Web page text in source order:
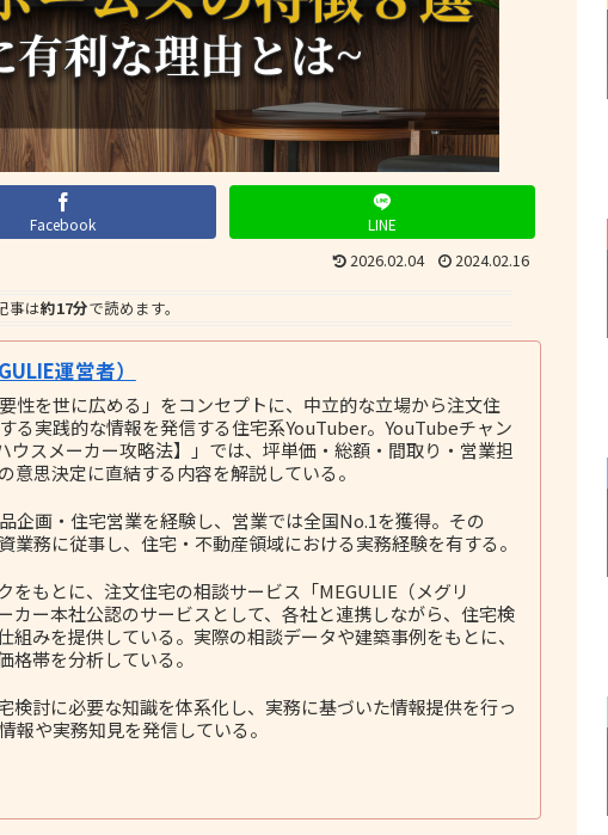
Facebook LINE
2026.02.04 2024.02.16
事は約17分で読めます。
運営者）
性を世に広める」をコンセプトに、中立的な立場から注文住
る実践的な情報を発信する住宅系YouTuber。YouTubeチャン
ウスメーカー攻略法】」では、坪単価・総額・間取り・営業担
意思決定に直結する内容を解説している。
企画・住宅営業を経験し、営業では全国No.1を獲得。その
業務に従事し、住宅・不動産領域における実務経験を有する。
をもとに、注文住宅の相談サービス「MEGULIE（メグリ
カー本社公認のサービスとして、各社と連携しながら、住宅検
組みを提供している。実際の相談データや建築事例をもとに、
格帯を分析している。
検討に必要な知識を体系化し、実務に基づいた情報提供を行っ
報や実務知見を発信している。